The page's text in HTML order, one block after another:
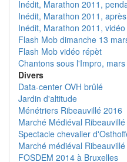
Inédit, Marathon 2011,
Inédit, Marathon 2011, après
Inédit, Marathon 2011, vidéo
Flash Mob dimanche 13
Flash Mob vidéo répèt
Chantons sous l'Impro,
Divers
Data-center OVH brûlé
Jardin d'altitude
Ménétriers Ribeauvillé 2016
Marché Médiéval
Spectacle chevalier
Marché médiéval
FOSDEM 2014 à Bruxelles